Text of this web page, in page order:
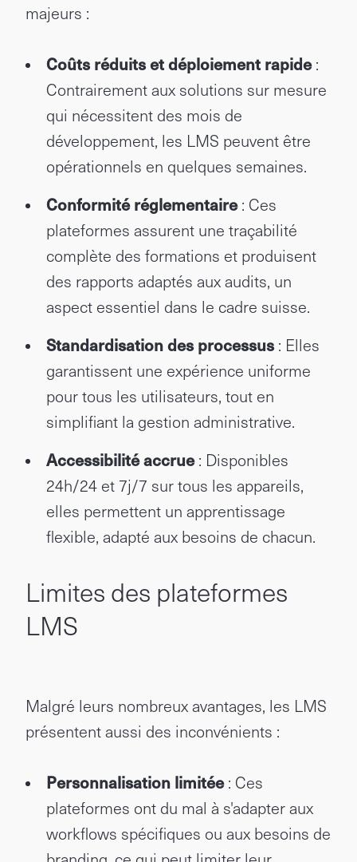
majeurs :
Coûts réduits et déploiement rapide:
Contrairement aux solutions sur mesure
qui nécessitent des mois de
développement, les LMS peuvent être
opérationnels en quelques semaines.
Conformité réglementaire: Ces
plateformes assurent une traçabilité
complète des formations et produisent
des rapports adaptés aux audits, un
aspect essentiel dans le cadre suisse.
Standardisation des processus: Elles
garantissent une expérience uniforme
pour tous les utilisateurs, tout en
simplifiant la gestion administrative.
Accessibilité accrue: Disponibles
24h/24 et 7j/7 sur tous les appareils,
elles permettent un apprentissage
flexible, adapté aux besoins de chacun.
Limites des plateformes
LMS
Malgré leurs nombreux avantages, les LMS
présentent aussi des inconvénients :
Personnalisation limitée: Ces
plateformes ont du mal à s'adapter aux
workflows spécifiques ou aux besoins de